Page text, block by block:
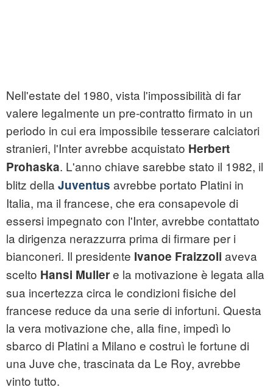
Nell'estate del 1980, vista l'impossibilità di far
valere legalmente un pre-contratto firmato in un
periodo in cui era impossibile tesserare calciatori
stranieri, l'Inter avrebbe acquistato Herbert
Prohaska. L'anno chiave sarebbe stato il 1982, il
blitz della Juventus avrebbe portato Platini in
Italia, ma il francese, che era consapevole di
essersi impegnato con l'Inter, avrebbe contattato
la dirigenza nerazzurra prima di firmare per i
bianconeri. Il presidente Ivanoe Fraizzoli aveva
scelto Hansi Mullere la motivazione è legata alla
sua incertezza circa le condizioni fisiche del
francese reduce da una serie di infortuni. Questa
la vera motivazione che, alla fine, impedì lo
sbarco di Platini a Milano e costruì le fortune di
una Juve che, trascinata da Le Roy, avrebbe
vinto tutto.